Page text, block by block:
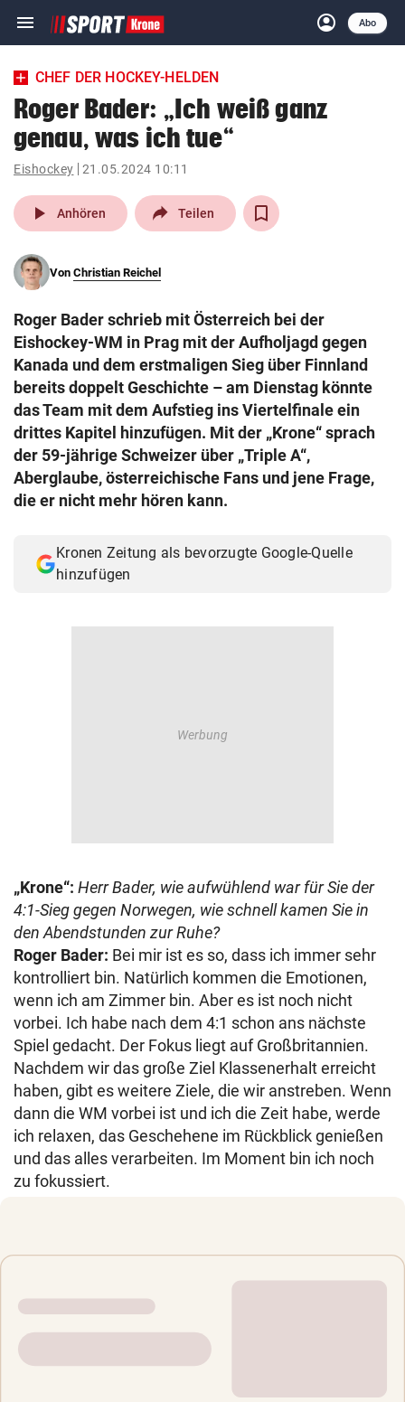
menu Navigation
ein-/ausklappen
account_circle
Anmelden
Abo
close Schließen
account_circle Anmelden
pin_drop
Wien arrow_right
search
eingeben
© Krone Multimedia GmbH & Co KG 2026
Muthgasse 2, 1190 Wien
CHEF DER HOCKEY-HELDEN
Roger Bader: „Ich weiß ganz
genau, was ich tue“
Eishockey 21.05.2024 10:11
play_arrow Anhören Teilen
Von Christian Reichel
Roger Bader schrieb mit Österreich bei der
Eishockey-WM in Prag mit der Aufholjagd gegen
Kanada und dem erstmaligen Sieg über Finnland
bereits doppelt Geschichte – am Dienstag könnte
das Team mit dem Aufstieg ins Viertelfinale ein
drittes Kapitel hinzufügen. Mit der „Krone“ sprach
der 59-jährige Schweizer über „Triple A“,
Aberglaube, österreichische Fans und jene Frage,
die er nicht mehr hören kann.
Kronen Zeitung als bevorzugte Google-Quelle
hinzufügen
„Krone“: Herr Bader, wie aufwühlend war für Sie der
4:1-Sieg gegen Norwegen, wie schnell kamen Sie in
den Abendstunden zur Ruhe?
Roger Bader: Bei mir ist es so, dass ich immer sehr
kontrolliert bin. Natürlich kommen die Emotionen,
wenn ich am Zimmer bin. Aber es ist noch nicht
vorbei. Ich habe nach dem 4:1 schon ans nächste
Spiel gedacht. Der Fokus liegt auf Großbritannien.
Nachdem wir das große Ziel Klassenerhalt erreicht
haben, gibt es weitere Ziele, die wir anstreben. Wenn
dann die WM vorbei ist und ich die Zeit habe, werde
ich relaxen, das Geschehene im Rückblick genießen
und das alles verarbeiten. Im Moment bin ich noch
zu fokussiert.